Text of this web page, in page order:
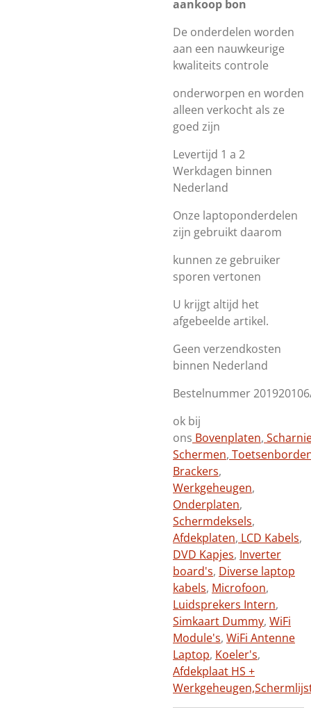
aankoop bon
De onderdelen worden
aan een nauwkeurige
kwaliteits controle
onderworpen en worden
alleen verkocht als ze
goed zijn
Levertijd 1 a 2
Werkdagen binnen
Nederland
Onze laptoponderdelen
zijn gebruikt daarom
kunnen ze gebruiker
sporen vertonen
U krijgt altijd het
afgebeelde artikel.
Geen verzendkosten
binnen Nederland
Bestelnummer
ok bij
ons Bovenplaten,
Schermen,
Brackers,
Werkgeheugen,
Onderplaten,
Schermdeksels,
Afdekplaten, LCD Kabels,
DVD Kapjes, Inverter
board's, Diverse laptop
kabels, Microfoon,
Luidsprekers Intern,
Simkaart Dummy, WiFi
Module's, WiFi Antenne
Laptop, Koeler's,
Afdekplaat HS +
Werkgeheugen,